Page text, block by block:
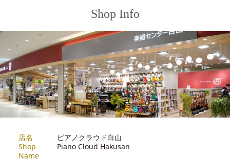
Shop Info
店名
Shop
Name
ピアノクラウド白山
Piano Cloud Hakusan